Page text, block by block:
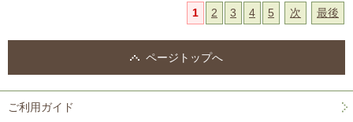
1
2 3 4 5 次 最後
ページトップへ
ご利用ガイド